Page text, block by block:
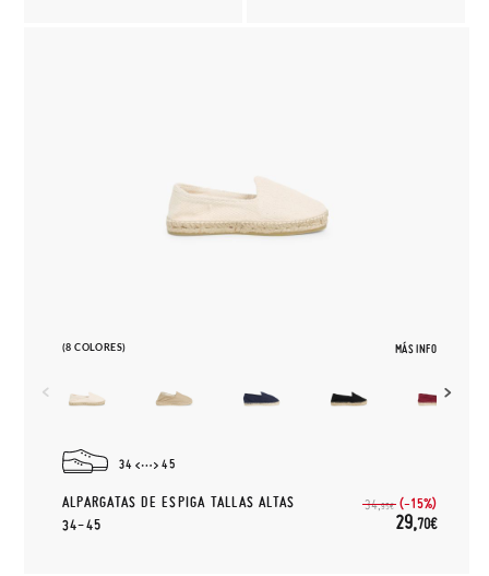
(8 COLORES) MÁS INFO
34 45
ALPARGATAS DE ESPIGA TALLAS ALTAS
34-45
34,95€ (-15%)
29,70€